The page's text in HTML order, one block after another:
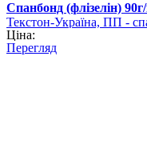
Спанбонд (флізелін)
Текстон-Україна, ПП -
Ціна:
Перегляд